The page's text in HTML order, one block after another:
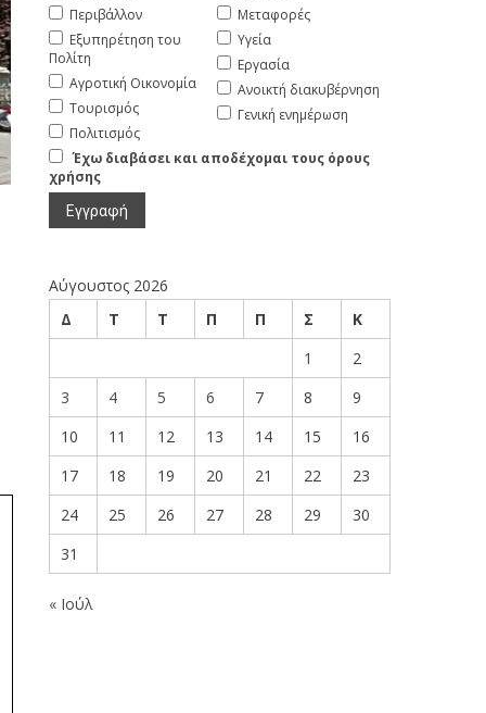
Περιβάλλον
Εξυπηρέτηση του
Πολίτη
Αγροτική Οικονομία
Τουρισμός
Πολιτισμός
Μεταφορές
Υγεία
Εργασία
Ανοικτή διακυβέρνηση
Γενική ενημέρωση
Έχω διαβάσει και αποδέχομαι τους όρους
χρήσης
Αύγουστος 2026
Δ
Τ Τ Π Π Σ
Κ
1
2
3
4 5 6 7 8
9
10
11 12 13 14 15
16
17
18 19 20 21 22
23
24
25 26 27 28 29
30
31
« Ιούλ